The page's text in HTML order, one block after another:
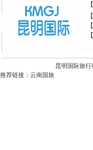
昆明国际旅行
推荐链接： 云南国旅